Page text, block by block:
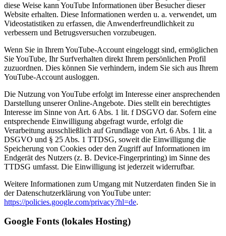
diese Weise kann YouTube Informationen über Besucher dieser
Website erhalten. Diese Informationen werden u. a. verwendet, um
Videostatistiken zu erfassen, die Anwenderfreundlichkeit zu
verbessern und Betrugsversuchen vorzubeugen.
Wenn Sie in Ihrem YouTube-Account eingeloggt sind, ermöglichen
Sie YouTube, Ihr Surfverhalten direkt Ihrem persönlichen Profil
zuzuordnen. Dies können Sie verhindern, indem Sie sich aus Ihrem
YouTube-Account ausloggen.
Die Nutzung von YouTube erfolgt im Interesse einer ansprechenden
Darstellung unserer Online-Angebote. Dies stellt ein berechtigtes
Interesse im Sinne von Art. 6 Abs. 1 lit. f DSGVO dar. Sofern eine
entsprechende Einwilligung abgefragt wurde, erfolgt die
Verarbeitung ausschließlich auf Grundlage von Art. 6 Abs. 1 lit. a
DSGVO und § 25 Abs. 1 TTDSG, soweit die Einwilligung die
Speicherung von Cookies oder den Zugriff auf Informationen im
Endgerät des Nutzers (z. B. Device-Fingerprinting) im Sinne des
TTDSG umfasst. Die Einwilligung ist jederzeit widerrufbar.
Weitere Informationen zum Umgang mit Nutzerdaten finden Sie in
der Datenschutzerklärung von YouTube unter:
https://policies.google.com/privacy?hl=de.
Google Fonts (lokales Hosting)